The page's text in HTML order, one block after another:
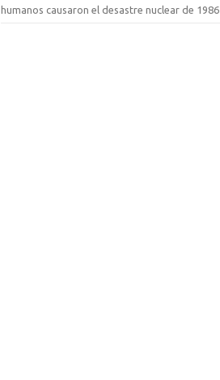
humanos causaron el desastre nuclear de 1986